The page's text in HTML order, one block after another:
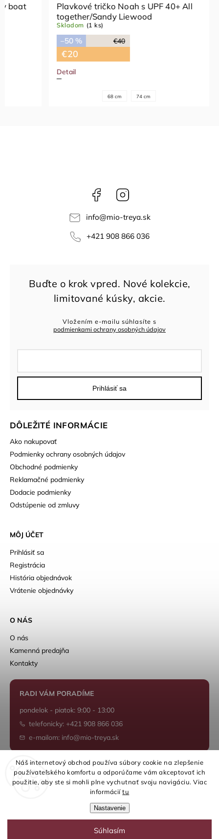
Náš internetový obchod používa súbory cookie na zlepšenie
používateľského komfortu a odporúčame vám akceptovať ich
použitie, aby ste si mohli plne vychutnať svoju navigáciu. Viac
informáciítu
Nastavenie
Súhlasím
Plavkové tričko Noah s UPF 40+ All
together/Sandy Liewood
(1 ks)
€40
74 cm
Facebook
info@mio-treya.sk
+421 908 866 036
DÔLEŽITÉ INFORMÁCIE
Ako nakupovať
Podmienky ochrany osobných údajov
Obchodné podmienky
Reklamačné podmienky
Dodacie podmienky
Odstúpenie od zmluvy
MÔJ ÚČET
Prihlásiť sa
Registrácia
História objednávok
Vrátenie objednávky
Vložením e-mailu súhlasíte s
podmienkami ochrany osobných údajov
Prihlásiť sa
O NÁS
O nás
Kamenná predajňa
Kontakty
RADI VÁM PORADÍME
pondelok - piatok: 9:00 - 13:00
telefonicky: +421 908 866 036
e-mailom: info@mio-treya.sk
Shoptet.sk